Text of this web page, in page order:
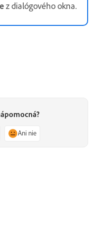
z dialógového okna.
Ani nie